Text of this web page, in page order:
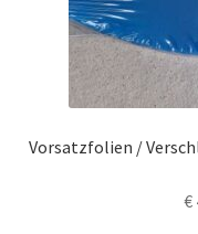
Vorsatzfolien /
€